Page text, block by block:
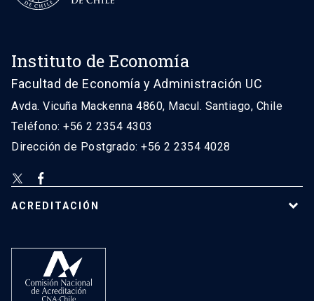
Instituto de Economía
Facultad de Economía y Administración UC
Avda. Vicuña Mackenna 4860, Macul. Santiago, Chile
Teléfono: +56 2 2354 4303
Dirección de Postgrado: +56 2 2354 4028
ACREDITACIÓN